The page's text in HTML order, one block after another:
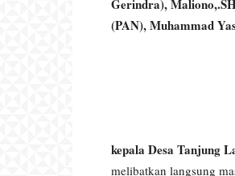
Gerindra),
(PAN), Muhammad
kepala Desa Tanjung
melibatkan langsung